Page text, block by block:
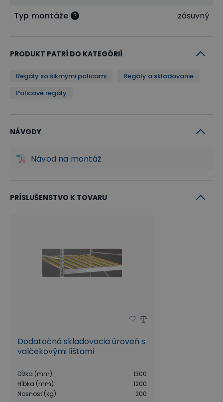
Typ montáže
zásuvný
PRODUKT PATRÍ DO KATEGÓRIÍ
Regály so šikmými policami
Regály a skladovanie
Policové regály
NÁVODY
Návod na montáž
PRÍSLUŠENSTVO K TOVARU
Dodatočná skladovacia úroveň s
valčekovými lištami
Dĺžka (mm):
1300
Hĺbka (mm):
1200
Nosnosť (kg): 200